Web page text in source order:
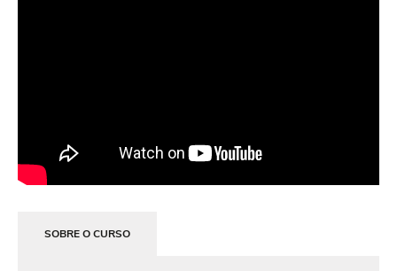
SOBRE O CURSO